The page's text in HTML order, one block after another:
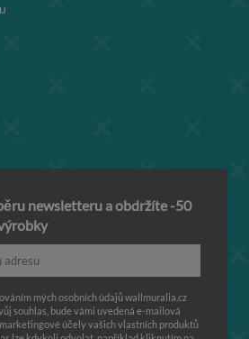
newsletteru a obdržíte -50
mých osobních údajů wallmuralia.cz
souhlas, bude vámi uvedená e-mailová
účely vašich vlastních produktů